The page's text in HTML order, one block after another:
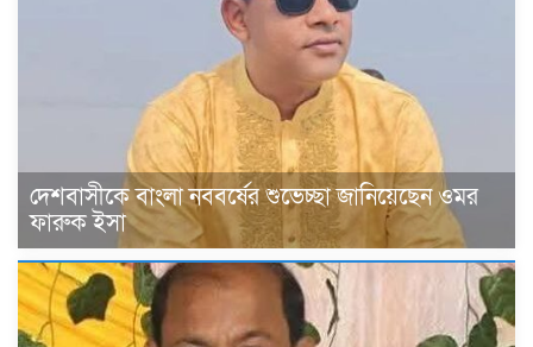
দেশবাসীকে বাংলা নববর্ষের শুভেচ্ছা জানিয়েছেন ওমর
ফারুক ইসা